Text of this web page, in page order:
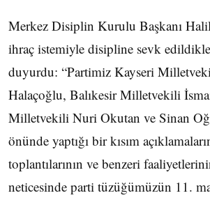
Merkez Disiplin Kurulu Başkanı
ihraç istemiyle disipline sevk
duyurdu: “Partimiz Kayseri
Halaçoğlu, Balıkesir Milletvekili
Milletvekili Nuri Okutan ve Sinan
önünde yaptığı bir kısım
toplantılarının ve benzeri
neticesinde parti tüzüğümüzün 11.